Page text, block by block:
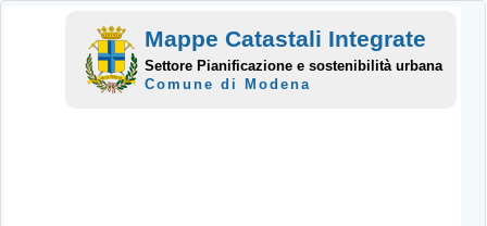
Mappe Catastali Integrate
Settore Pianificazione e sostenibilità urbana
Comune di Modena